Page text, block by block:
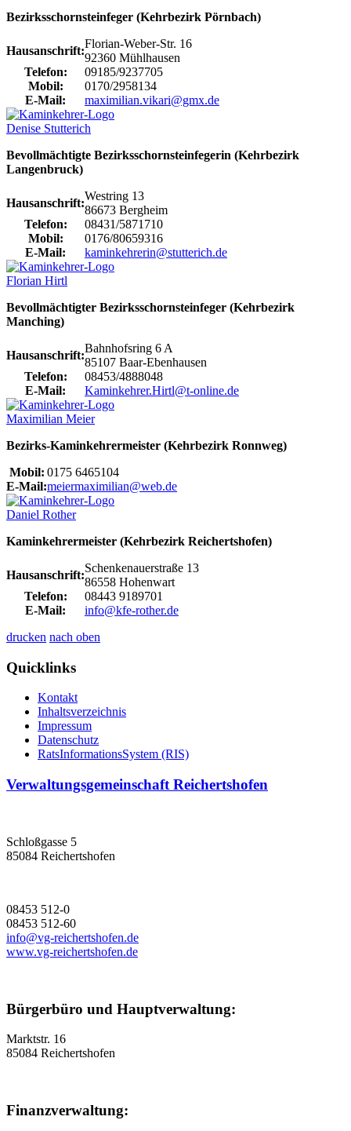
Bezirksschornsteinfeger (Kehrbezirk Pörnbach)
Hausanschrift:
Florian-Weber-Str. 16
92360 Mühlhausen
Telefon:
09185/9237705
Mobil:
0170/2958134
E-Mail:
maximilian.vikari@gmx.de
Denise Stutterich
Bevollmächtigte Bezirksschornsteinfegerin (Kehrbezirk
Langenbruck)
Hausanschrift:
Westring 13
86673 Bergheim
Telefon:
08431/5871710
Mobil:
0176/80659316
E-Mail:
kaminkehrerin@stutterich.de
Florian Hirtl
Bevollmächtigter Bezirksschornsteinfeger (Kehrbezirk
Manching)
Hausanschrift:
Bahnhofsring 6 A
85107 Baar-Ebenhausen
Telefon:
08453/4888048
E-Mail:
Kaminkehrer.Hirtl@t-online.de
Maximilian Meier
Bezirks-Kaminkehrermeister (Kehrbezirk Ronnweg)
Mobil: 0175 6465104
E-Mail:meiermaximilian@web.de
Daniel Rother
Kaminkehrermeister (Kehrbezirk Reichertshofen)
Hausanschrift:
Schenkenauerstraße 13
86558 Hohenwart
Telefon:
08443 9189701
E-Mail:
info@kfe-rother.de
drucken nach oben
Quicklinks
Kontakt
Inhaltsverzeichnis
Impressum
Datenschutz
RatsInformationsSystem (RIS)
Verwaltungsgemeinschaft Reichertshofen
Schloßgasse 5
85084 Reichertshofen
08453 512-0
08453 512-60
info@vg-reichertshofen.de
www.vg-reichertshofen.de
Bürgerbüro und Hauptverwaltung:
Marktstr. 16
85084 Reichertshofen
Finanzverwaltung: